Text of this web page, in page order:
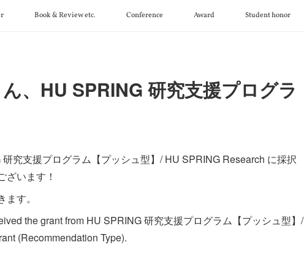
Book & Review etc. Conference Award Student honor
、HU SPRING 研究支援プログラ
究支援プログラム【プッシュ型】/ HU SPRING Research に採択
ざいます！
す。
the grant from HU SPRING 研究支援プログラム【プッシュ型】/
(Recommendation Type).